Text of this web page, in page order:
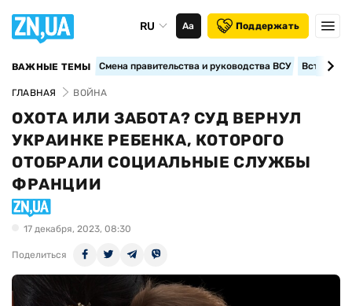
RU Аа Поддержать
ВАЖНЫЕ ТЕМЫ Смена правительства и руководства ВСУ
ГЛАВНАЯ ВОЙНА
ОХОТА ИЛИ ЗАБОТА? СУД ВЕРНУЛ
УКРАИНКЕ РЕБЕНКА, КОТОРОГО
ОТОБРАЛИ СОЦИАЛЬНЫЕ СЛУЖБЫ
ФРАНЦИИ
17 декабря, 2023, 08:30
Поделиться